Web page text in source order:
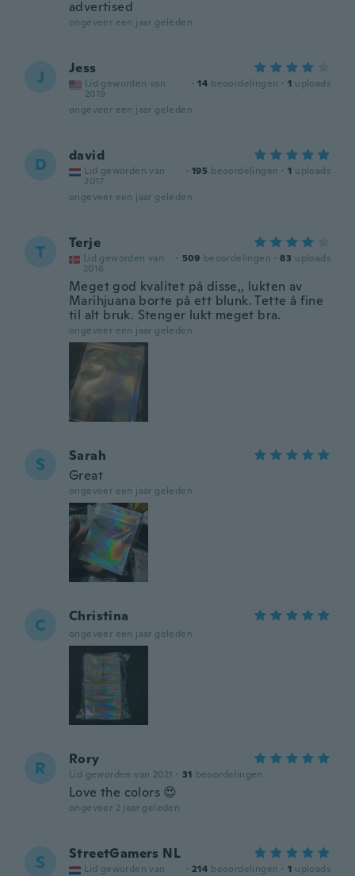
advertised
ongeveer een jaar geleden
J Jess
Lid geworden van
2019
· 14 beoordelingen · 1 uploads
ongeveer een jaar geleden
D david
Lid geworden van
2017
· 195 beoordelingen · 1 uploads
ongeveer een jaar geleden
T Terje
Lid geworden van
2016
· 509 beoordelingen · 83 uploads
Meget god kvalitet på disse,, lukten av
Marihjuana borte på ett blunk. Tette å fine
til alt bruk. Stenger lukt meget bra.
ongeveer een jaar geleden
S
Sarah
Great
ongeveer een jaar geleden
C Christina
ongeveer een jaar geleden
R Rory
Lid geworden van 2021 · 31 beoordelingen
Love the colors 😍
ongeveer 2 jaar geleden
S StreetGamers NL
Lid geworden van
· 214 beoordelingen · 1 uploads